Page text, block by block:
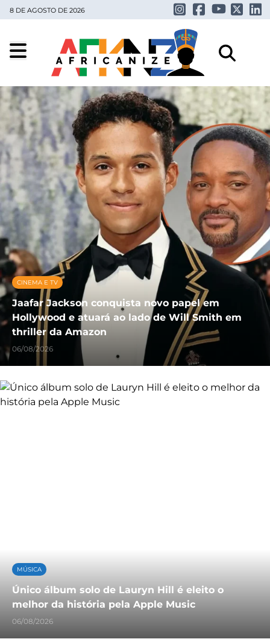
8 DE AGOSTO DE 2026
CINEMA E TV
Jaafar Jackson conquista novo papel em
Hollywood e atuará ao lado de Will Smith em
thriller da Amazon
06/08/2026
MÚSICA
Único álbum solo de Lauryn Hill é eleito o
melhor da história pela Apple Music
06/08/2026